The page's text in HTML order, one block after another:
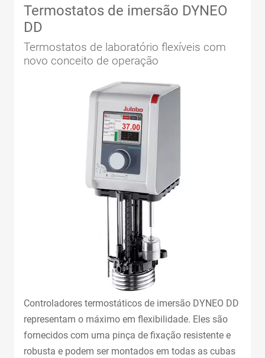
Termostatos de imersão DYNEO
DD
Termostatos de laboratório flexíveis com
novo conceito de operação
Controladores termostáticos de imersão DYNEO DD
representam o máximo em flexibilidade. Eles são
fornecidos com uma pinça de fixação resistente e
robusta e podem ser montados em todas as cubas